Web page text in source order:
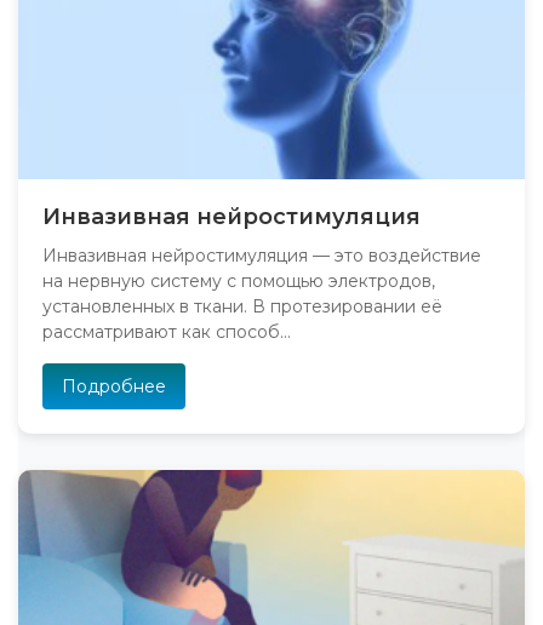
Инвазивная нейростимуляция
Инвазивная нейростимуляция — это воздействие
на нервную систему с помощью электродов,
установленных в ткани. В протезировании её
рассматривают как способ...
Подробнее